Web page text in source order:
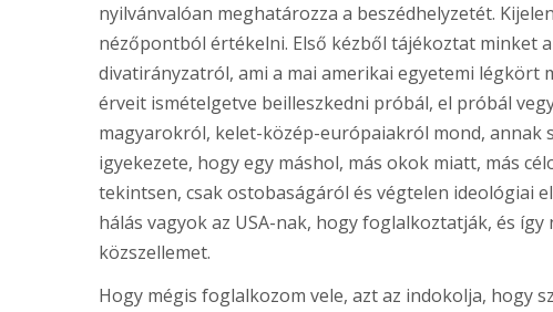
nyilvánvalóan meghatározza a beszédhelyzetét.
nézőpontból értékelni. Első kézből tájékoztat minket
divatirányzatról, ami a mai amerikai egyetemi légkört
érveit ismételgetve beilleszkedni próbál, el próbál
magyarokról, kelet-közép-európaiakról mond, annak
igyekezete, hogy egy máshol, más okok miatt, más
tekintsen, csak ostobaságáról és végtelen ideológiai
hálás vagyok az USA-nak, hogy foglalkoztatják, és
közszellemet.
Hogy mégis foglalkozom vele, azt az indokolja, hogy